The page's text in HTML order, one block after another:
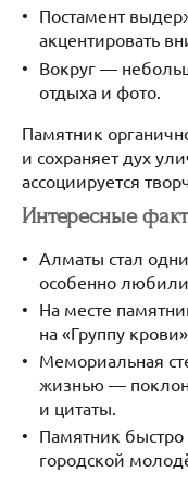
Постамент
акцентировать
Вокруг —
отдыха и фото.
Памятник
и сохраняет дух
ассоциируется
Интересные
Алматы стал
особенно
На месте
на «Группу
Мемориальная
жизнью —
и цитаты.
Памятник
городской